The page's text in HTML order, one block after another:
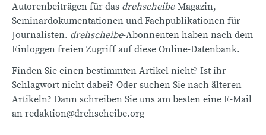
Autorenbeiträgen für das drehscheibe-Magazin,
Seminardokumentationen und Fachpublikationen für
Journalisten. drehscheibe-Abonnenten haben nach dem
Einloggen freien Zugriff auf diese Online-Datenbank.
Finden Sie einen bestimmten Artikel nicht? Ist ihr
Schlagwort nicht dabei? Oder suchen Sie nach älteren
Artikeln? Dann schreiben Sie uns am besten eine E-Mail
an redaktion@drehscheibe.org